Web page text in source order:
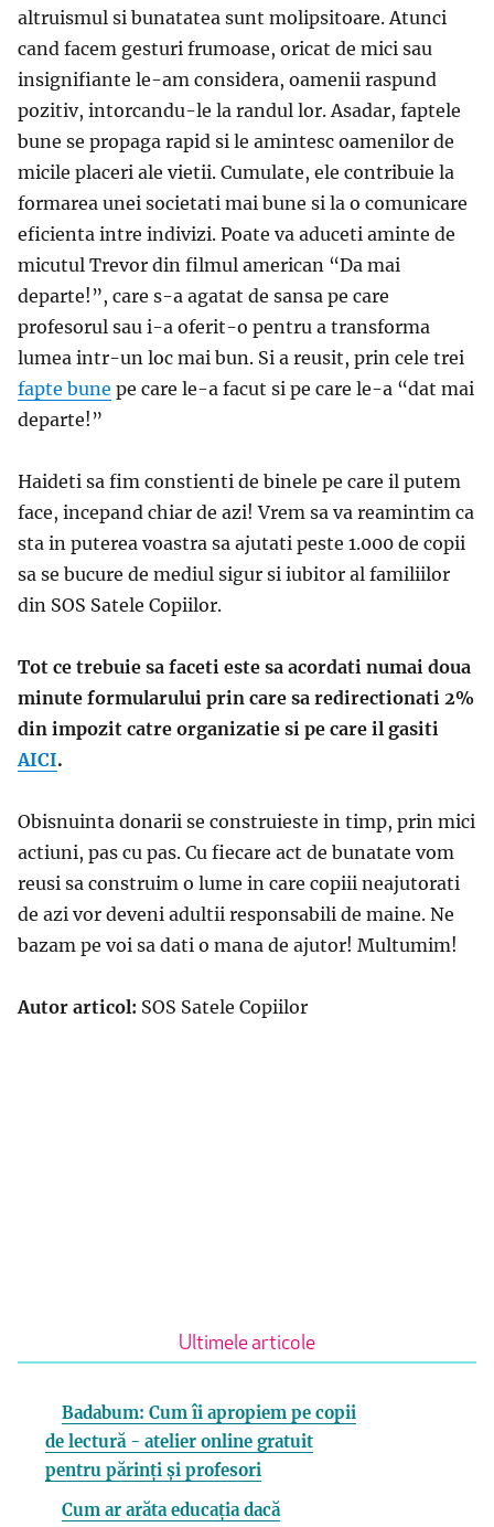
altruismul si bunatatea sunt molipsitoare. Atunci
cand facem gesturi frumoase, oricat de mici sau
insignifiante le-am considera, oamenii raspund
pozitiv, intorcandu-le la randul lor. Asadar, faptele
bune se propaga rapid si le amintesc oamenilor de
micile placeri ale vietii. Cumulate, ele contribuie la
formarea unei societati mai bune si la o comunicare
eficienta intre indivizi. Poate va aduceti aminte de
micutul Trevor din filmul american “Da mai
departe!”, care s-a agatat de sansa pe care
profesorul sau i-a oferit-o pentru a transforma
lumea intr-un loc mai bun. Si a reusit, prin cele trei
fapte bune pe care le-a facut si pe care le-a “dat mai
departe!”
Haideti sa fim constienti de binele pe care il putem
face, incepand chiar de azi! Vrem sa va reamintim ca
sta in puterea voastra sa ajutati peste 1.000 de copii
sa se bucure de mediul sigur si iubitor al familiilor
din SOS Satele Copiilor.
Tot ce trebuie sa faceti este sa acordati numai doua
minute formularului prin care sa redirectionati 2%
din impozit catre organizatie si pe care il gasiti
AICI.
Obisnuinta donarii se construieste in timp, prin mici
actiuni, pas cu pas. Cu fiecare act de bunatate vom
reusi sa construim o lume in care copiii neajutorati
de azi vor deveni adultii responsabili de maine. Ne
bazam pe voi sa dati o mana de ajutor! Multumim!
Autor articol: SOS Satele Copiilor
Ultimele articole
Badabum: Cum îi apropiem pe copii
de lectură - atelier online gratuit
pentru părinți și profesori
Cum ar arăta educația dacă